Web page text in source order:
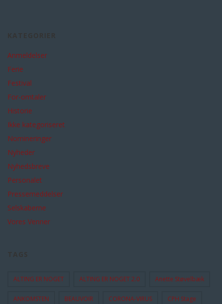
Anmeldelser
Ferie
Festival
For-omtaler
Historie
Ikke kategoriseret
Nomineringer
Nyheder
Nyhedsbreve
Personalet
Pressemeddelser
Selskaberne
Vores Venner
ALTING ER NOGET ALTING ER NOGET 2.0 Anette Støvelbæk
ANKOMSTEN BEAUVOIR CORONA-VIRUS CPH Stage